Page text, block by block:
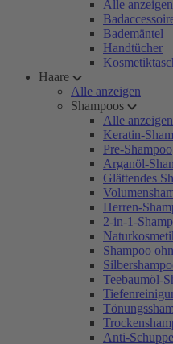
Alle anzeigen
Bademäntel
Handtücher
Haare
Alle anzeigen
Shampoos
Alle anzeigen
Keratin-
Pre-Shampoo
Arganöl-
Glättendes
Herren-
2-in-1-
Shampoo
Teebaumöl-
Anti-